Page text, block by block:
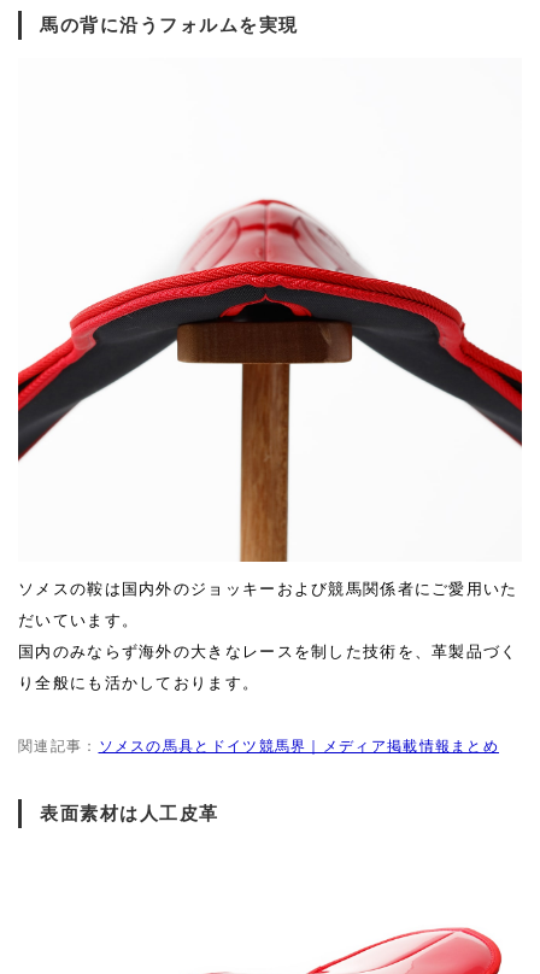
馬の背に沿うフォルムを実現
ソメスの鞍は国内外のジョッキーおよび競馬関係者にご愛用いた
だいています。
国内のみならず海外の大きなレースを制した技術を、革製品づく
り全般にも活かしております。
関連記事： ソメスの馬具とドイツ競馬界｜メディア掲載情報まとめ
表面素材は人工皮革